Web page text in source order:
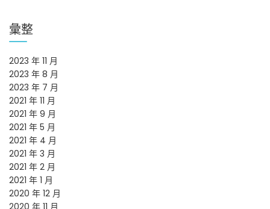
彙整
2023 年 11 月
2023 年 8 月
2023 年 7 月
2021 年 11 月
2021 年 9 月
2021 年 5 月
2021 年 4 月
2021 年 3 月
2021 年 2 月
2021 年 1 月
2020 年 12 月